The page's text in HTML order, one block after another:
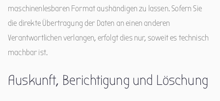
maschinenlesbaren Format aushändigen zu lassen. Sofern Sie
die direkte Übertragung der Daten an einen anderen
Verantwortlichen verlangen, erfolgt dies nur, soweit es technisch
machbar ist.
Auskunft, Berichtigung und Löschung